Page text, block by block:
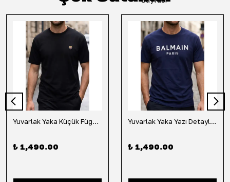
Yuvarlak Yaka Küçük Fügür Detaylı Tişört-Siyah
₺ 1,490.00
Yuvarlak Yaka Yazı Detaylı Tişört-Lacivert
₺ 1,490.00